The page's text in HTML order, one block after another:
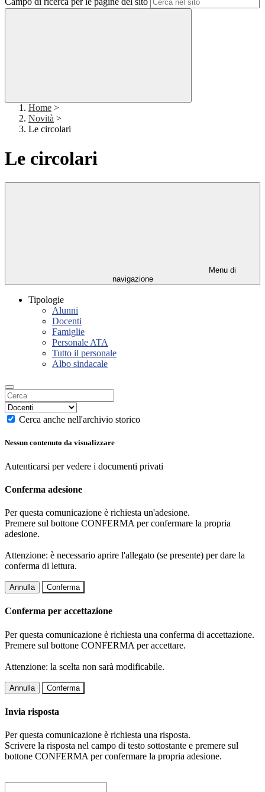
Home >
Novità >
Le circolari
Le circolari
Menu di
navigazione
Tipologie
Alunni
Docenti
Famiglie
Personale ATA
Tutto il personale
Albo sindacale
Cerca anche nell'archivio storico
Nessun contenuto da visualizzare
Autenticarsi per vedere i documenti privati
Conferma adesione
Per questa comunicazione è richiesta un'adesione.
Premere sul bottone CONFERMA per confermare la propria
adesione.
Attenzione: è necessario aprire l'allegato (se presente) per dare la
conferma di lettura.
Annulla Conferma
Conferma per accettazione
Per questa comunicazione è richiesta una conferma di accettazione.
Premere sul bottone CONFERMA per accettare.
Attenzione: la scelta non sarà modificabile.
Annulla Conferma
Invia risposta
Per questa comunicazione è richiesta una risposta.
Scrivere la risposta nel campo di testo sottostante e premere sul
bottone CONFERMA per confermare la propria adesione.